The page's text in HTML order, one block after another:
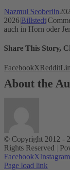
Nazmul Seoberlin
2026|Billstedt|
auch in Horn oder
Share This Story,
FacebookXReddit
About the
© Copyright 2012 -
Rights Reserved |
FacebookXInstagram
Page load link